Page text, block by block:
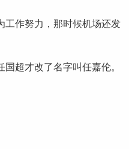
工作努力，那时候机场还发
超才改了名字叫任嘉伦。